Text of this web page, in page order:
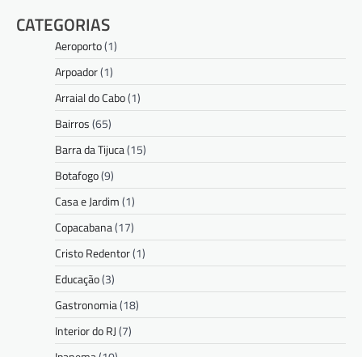
CATEGORIAS
Aeroporto(1)
Arpoador(1)
Arraial do Cabo(1)
Bairros(65)
Barra da Tijuca(15)
Botafogo(9)
Casa e Jardim(1)
Copacabana(17)
Cristo Redentor(1)
Educação(3)
Gastronomia(18)
Interior do RJ(7)